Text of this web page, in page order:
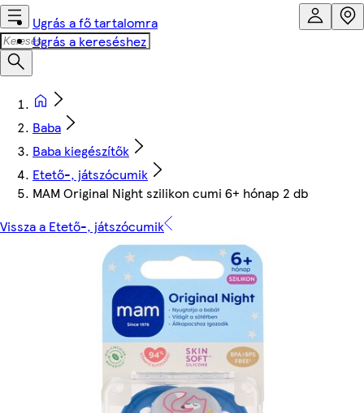
Ugrás a fő tartalomra
Ugrás a kereséshez
Baba
Baba kiegészítők
Etető-, játszócumik
MAM Original Night szilikon cumi 6+ hónap 2 db
Vissza a Etető-, játszócumik